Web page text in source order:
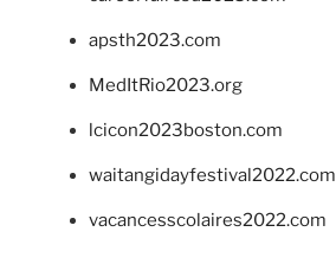
apsth2023.com
MedItRio2023.org
lcicon2023boston.com
waitangidayfestival2022.com
vacancesscolaires2022.com